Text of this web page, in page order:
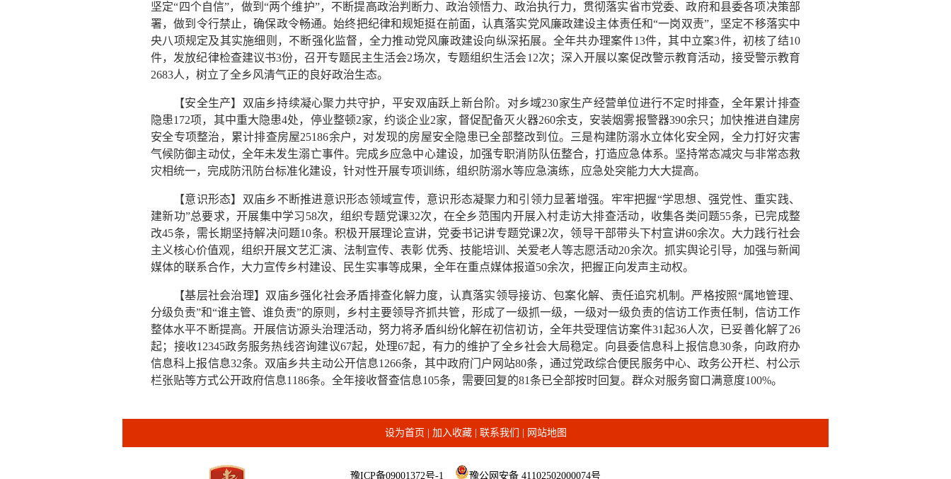
坚定“四个自信”，做到“两个维护”，不断提高政治判断力、政治领悟力、政治执行力，贯彻落实省市党委、政府和县委各项决策部
署，做到令行禁止，确保政令畅通。始终把纪律和规矩挺在前面，认真落实党风廉政建设主体责任和“一岗双责”，坚定不移落实中
央八项规定及其实施细则，不断强化监督，全力推动党风廉政建设向纵深拓展。全年共办理案件13件，其中立案3件，初核了结10
件，发放纪律检查建议书3份，召开专题民主生活会2场次，专题组织生活会12次；深入开展以案促改警示教育活动，接受警示教育
2683人，树立了全乡风清气正的良好政治生态。
【安全生产】双庙乡持续凝心聚力共守护，平安双庙跃上新台阶。对乡域230家生产经营单位进行不定时排查，全年累计排查
隐患172项，其中重大隐患4处，停业整顿2家，约谈企业2家，督促配备灭火器260余支，安装烟雾报警器390余只；加快推进自建房
安全专项整治，累计排查房屋25186余户，对发现的房屋安全隐患已全部整改到位。三是构建防溺水立体化安全网，全力打好灾害
气候防御主动仗，全年未发生溺亡事件。完成乡应急中心建设，加强专职消防队伍整合，打造应急体系。坚持常态减灾与非常态救
灾相统一，完成防汛防台标准化建设，针对性开展专项训练，组织防溺水等应急演练，应急处突能力大大提高。
【意识形态】双庙乡不断推进意识形态领域宣传，意识形态凝聚力和引领力显著增强。牢牢把握“学思想、强党性、重实践、
建新功”总要求，开展集中学习58次，组织专题党课32次，在全乡范围内开展入村走访大排查活动，收集各类问题55条，已完成整
改45条，需长期坚持解决问题10条。积极开展理论宣讲，党委书记讲专题党课2次，领导干部带头下村宣讲60余次。大力践行社会
主义核心价值观，组织开展文艺汇演、法制宣传、表彰 优秀、技能培训、关爱老人等志愿活动20余次。抓实舆论引导，加强与新闻
媒体的联系合作，大力宣传乡村建设、民生实事等成果，全年在重点媒体报道50余次，把握正向发声主动权。
【基层社会治理】双庙乡强化社会矛盾排查化解力度，认真落实领导接访、包案化解、责任追究机制。严格按照“属地管理、
分级负责”和“谁主管、谁负责”的原则，乡村主要领导齐抓共管，形成了一级抓一级，一级对一级负责的信访工作责任制，信访工作
整体水平不断提高。开展信访源头治理活动，努力将矛盾纠纷化解在初信初访，全年共受理信访案件31起36人次，已妥善化解了26
起；接收12345政务服务热线咨询建议67起，处理67起，有力的维护了全乡社会大局稳定。向县委信息科上报信息30条，向政府办
信息科上报信息32条。双庙乡共主动公开信息1266条，其中政府门户网站80条，通过党政综合便民服务中心、政务公开栏、村公示
栏张贴等方式公开政府信息1186条。全年接收督查信息105条，需要回复的81条已全部按时回复。群众对服务窗口满意度100%。
设为首页 加入收藏| 联系我们 网站地图
豫ICP备09001372号-1 豫公网安备 41102502000074号